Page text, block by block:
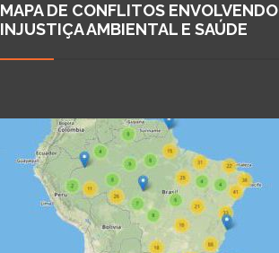
MAPA DE CONFLITOS ENVOLVENDO
INJUSTIÇA AMBIENTAL E SAÚDE